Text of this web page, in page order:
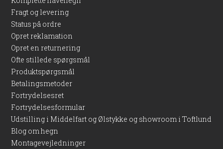
Konklusion
Søger du en solid stolpe til hegn, der kombinerer høj kvalitet
med et klassisk udtryk og en grøn overflade, så er denne
midterstolpe 90x90 grøn 2,7m det oplagte valg til dit FT-hegn.
Fragt og levering
Status på ordre
Opret reklamation
Opret en returnering
Ofte stillede spørgsmål
Produktspørgsmål
Betalingsmetoder
Fortrydelsesret
Fortrydelsesformular
Udstilling i Middelfart og Ølstykke og showroom i Toftlund
Blog om hegn
Montagevejledninger